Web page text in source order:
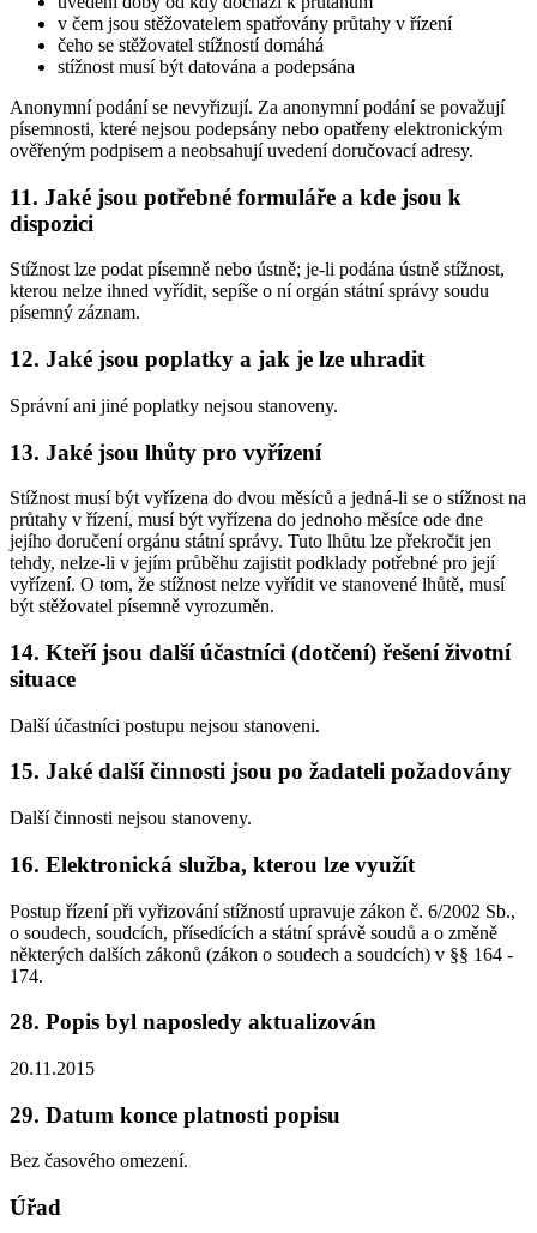
v čem jsou stěžovatelem spatřovány průtahy v řízení
čeho se stěžovatel stížností domáhá
stížnost musí být datována a podepsána
Anonymní podání se nevyřizují. Za anonymní podání se považují
písemnosti, které nejsou podepsány nebo opatřeny elektronickým
ověřeným podpisem a neobsahují uvedení doručovací adresy.
11. Jaké jsou potřebné formuláře a kde jsou k
dispozici
Stížnost lze podat písemně nebo ústně; je-li podána ústně stížnost,
kterou nelze ihned vyřídit, sepíše o ní orgán státní správy soudu
písemný záznam.
12. Jaké jsou poplatky a jak je lze uhradit
Správní ani jiné poplatky nejsou stanoveny.
13. Jaké jsou lhůty pro vyřízení
Stížnost musí být vyřízena do dvou měsíců a jedná-li se o stížnost na
průtahy v řízení, musí být vyřízena do jednoho měsíce ode dne
jejího doručení orgánu státní správy. Tuto lhůtu lze překročit jen
tehdy, nelze-li v jejím průběhu zajistit podklady potřebné pro její
vyřízení. O tom, že stížnost nelze vyřídit ve stanovené lhůtě, musí
být stěžovatel písemně vyrozuměn.
14. Kteří jsou další účastníci (dotčení) řešení životní
situace
Další účastníci postupu nejsou stanoveni.
15. Jaké další činnosti jsou po žadateli požadovány
Další činnosti nejsou stanoveny.
16. Elektronická služba, kterou lze využít
Postup řízení při vyřizování stížností upravuje zákon č. 6/2002 Sb.,
o soudech, soudcích, přísedících a státní správě soudů a o změně
některých dalších zákonů (zákon o soudech a soudcích) v §§ 164 -
174.
28. Popis byl naposledy aktualizován
20.11.2015
29. Datum konce platnosti popisu
Bez časového omezení.
Úřad